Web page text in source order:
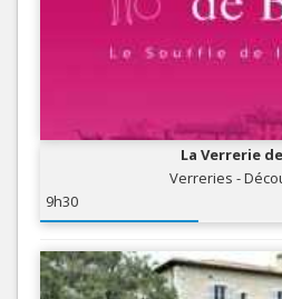
La Verrerie
Verreries -
9h30